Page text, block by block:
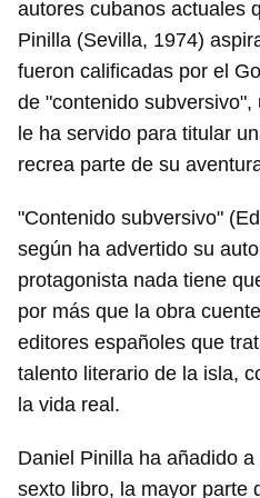
autores cubanos actuales
Pinilla (Sevilla, 1974)
fueron calificadas por el
de "contenido
le ha servido para titular
recrea parte de su
"Contenido subversivo"
según ha advertido su
protagonista nada tiene
por más que la obra
editores españoles que
talento literario de la isla,
la vida real.
Daniel Pinilla ha añadido
sexto libro, la mayor parte